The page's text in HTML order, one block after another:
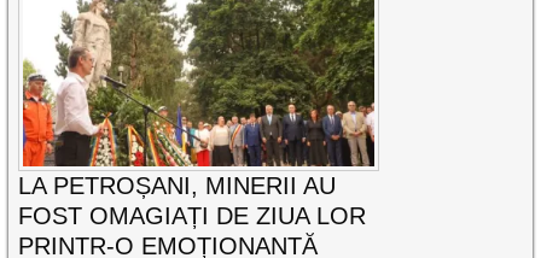
LA PETROȘANI, MINERII AU
FOST OMAGIAȚI DE ZIUA LOR
PRINTR-O EMOȚIONANTĂ